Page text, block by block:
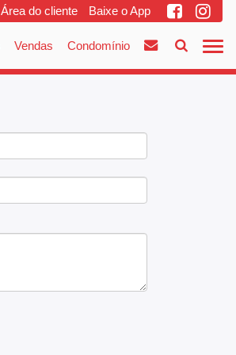
Área do cliente Baixe o App
Vendas Condomínio